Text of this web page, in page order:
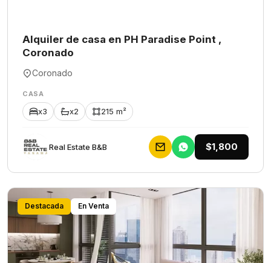
Alquiler de casa en PH Paradise Point ,
Coronado
Coronado
CASA
x3 x2 215 m²
Rеаl Еstаtе В&В $1,800
Destacada En Venta